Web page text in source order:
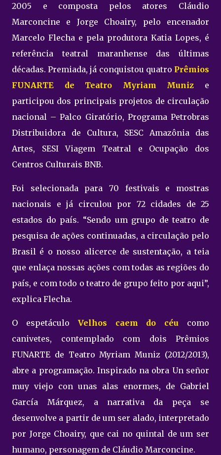
2005 e composta pelos atores Cláudio
Marconcine e Jorge Choairy, pelo encenador
Marcelo Flecha e pela produtora Katia Lopes, é
referência teatral maranhense das últimas
décadas. Premiada, já conquistou quatro Prêmios
FUNARTE de Teatro Myriam Muniz e
participou dos principais projetos de circulação
nacional – Palco Giratório, Programa Petrobras
Distribuidora de Cultura, SESC Amazônia das
Artes, SESI Viagem Teatral e Ocupação dos
Centros Culturais BNB.
Foi selecionada para 70 festivais e mostras
nacionais e já circulou por 72 cidades de 25
estados do país. “Sendo um grupo de teatro de
pesquisa de ações continuadas, a circulação pelo
Brasil é o nosso alicerce de sustentação, a teia
que enlaça nossas ações com todas as regiões do
país, e com todo o teatro de grupo feito por aqui”,
explica Flecha.
O espetáculo Velhos caem do céu como
canivetes, contemplado com dois Prêmios
FUNARTE de Teatro Myriam Muniz (2012/2013),
abre a programação. Inspirado na obra Un señor
muy viejo con unas alas enormes, de Gabriel
García Márquez, a narrativa da peça se
desenvolve a partir de um ser alado, interpretado
por Jorge Choairy, que cai no quintal de um ser
humano, personagem de Cláudio Marconcine.